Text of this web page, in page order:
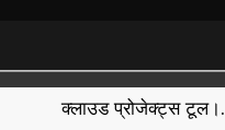
क्लाउड प्रोजेक्ट्स टूल।.